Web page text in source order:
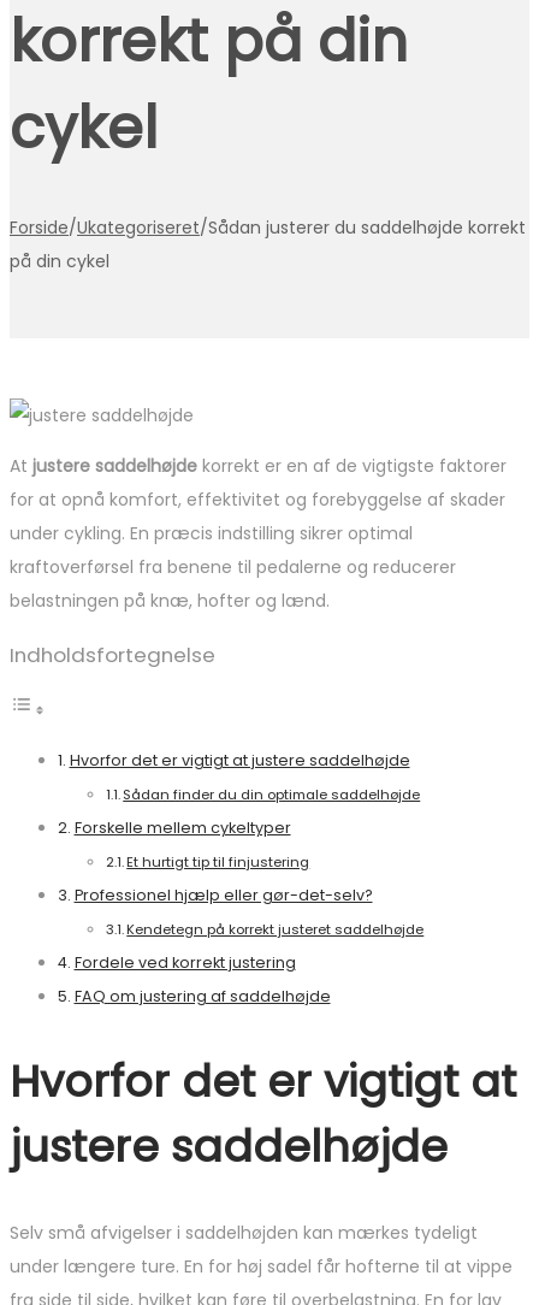
korrekt på din
cykel
Forside/Ukategoriseret/Sådan justerer du saddelhøjde korrekt
på din cykel
At justere saddelhøjde korrekt er en af de vigtigste faktorer
for at opnå komfort, effektivitet og forebyggelse af skader
under cykling. En præcis indstilling sikrer optimal
kraftoverførsel fra benene til pedalerne og reducerer
belastningen på knæ, hofter og lænd.
Indholdsfortegnelse
Hvorfor det er vigtigt at justere saddelhøjde
Sådan finder du din optimale saddelhøjde
Forskelle mellem cykeltyper
Et hurtigt tip til finjustering
Professionel hjælp eller gør-det-selv?
Kendetegn på korrekt justeret saddelhøjde
Fordele ved korrekt justering
FAQ om justering af saddelhøjde
Hvorfor det er vigtigt at
justere saddelhøjde
Selv små afvigelser i saddelhøjden kan mærkes tydeligt
under længere ture. En for høj sadel får hofterne til at vippe
fra side til side, hvilket kan føre til overbelastning. En for lav